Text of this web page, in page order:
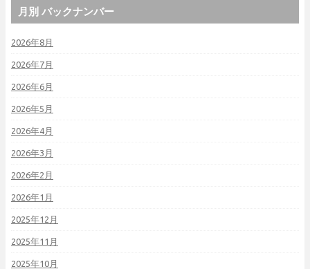
月別 バックナンバー
2026年8月
2026年7月
2026年6月
2026年5月
2026年4月
2026年3月
2026年2月
2026年1月
2025年12月
2025年11月
2025年10月